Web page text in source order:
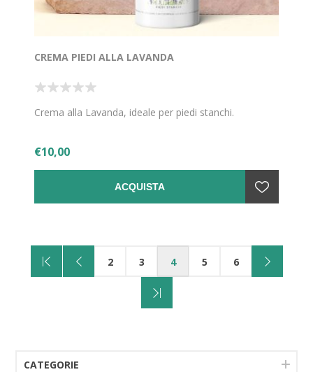
CREMA PIEDI ALLA LAVANDA
Crema alla Lavanda, ideale per piedi stanchi.
€10,00
ACQUISTA
2 3 4 5 6
CATEGORIE